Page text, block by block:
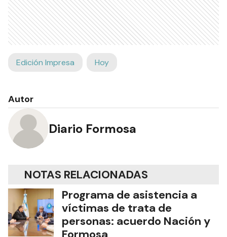
Edición Impresa Hoy
Autor
Diario Formosa
NOTAS RELACIONADAS
Programa de asistencia a
víctimas de trata de
personas: acuerdo Nación y